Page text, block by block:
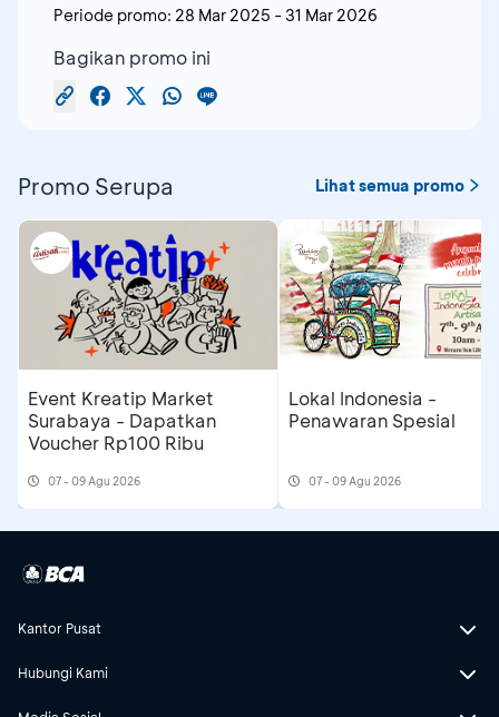
Periode promo: 28 Mar 2025 - 31 Mar 2026
Bagikan promo ini
Promo Serupa Lihat semua promo
Event Kreatip Market
Surabaya - Dapatkan
Voucher Rp100 Ribu
07 - 09 Agu 2026
Lokal Indonesia -
Penawaran Spesial
07 - 09 Agu 2026
Kantor Pusat
Hubungi Kami